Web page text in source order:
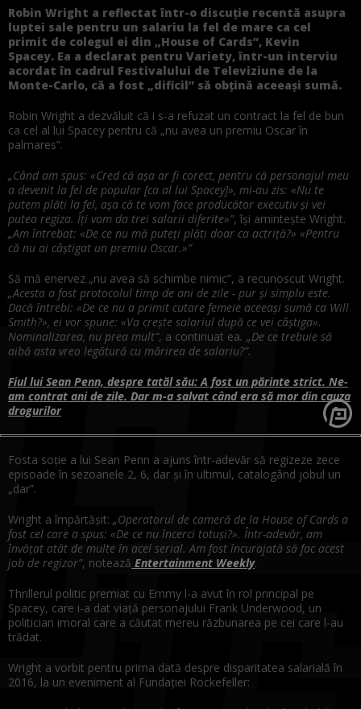
Robin Wright a reflectat într-o discuție recentă asupra
luptei sale pentru un salariu la fel de mare ca cel
primit de colegul ei din „House of Cards”, Kevin
Spacey. Ea a declarat pentru Variety, într-un interviu
acordat în cadrul Festivalului de Televiziune de la
Monte-Carlo, că a fost „dificil” să obțină aceeași sumă.
Robin Wright a dezvăluit că i s-a refuzat un contract la fel de bun
ca cel al lui Spacey pentru că „nu avea un premiu Oscar în
palmares”.
„Când am spus: «Cred că așa ar fi corect, pentru că personajul meu
a devenit la fel de popular [ca al lui Spacey]», mi-au zis: «Nu te
putem plăti la fel, așa că te vom face producător executiv și vei
putea regiza. Îți vom da trei salarii diferite»”, își amintește Wright.
„Am întrebat: «De ce nu mă puteți plăti doar ca actriță?» «Pentru
că nu ai câștigat un premiu Oscar.»”
Să mă enervez „nu avea să schimbe nimic”, a recunoscut Wright.
„Acesta a fost protocolul timp de ani de zile - pur și simplu este.
Dacă întrebi: «De ce nu a primit cutare femeie aceeași sumă ca Will
Smith?», ei vor spune: «Va crește salariul după ce vei câștiga».
Nominalizarea, nu prea mult”, a continuat ea. „De ce trebuie să
aibă asta vreo legătură cu mărirea de salariu?”.
Fiul lui Sean Penn, despre tatăl său: A fost un părinte strict. Ne-
am contrat ani de zile. Dar m-a salvat când era să mor din cauza
drogurilor
Fosta soție a lui Sean Penn a ajuns într-adevăr să regizeze zece
episoade în sezoanele 2, 6, dar și în ultimul, catalogând jobul un
„dar”.
Wright a împărtășit: „Operatorul de cameră de la House of Cards a
fost cel care a spus: «De ce nu încerci totuși?». Într-adevăr, am
învățat atât de multe în acel serial. Am fost încurajată să fac acest
job de regizor”, notează Entertainment Weekly.
Thrillerul politic premiat cu Emmy l-a avut în rol principal pe
Spacey, care i-a dat viață personajului Frank Underwood, un
politician imoral care a căutat mereu răzbunarea pe cei care l-au
trădat.
Wright a vorbit pentru prima dată despre disparitatea salarială în
2016, la un eveniment al Fundației Rockefeller: